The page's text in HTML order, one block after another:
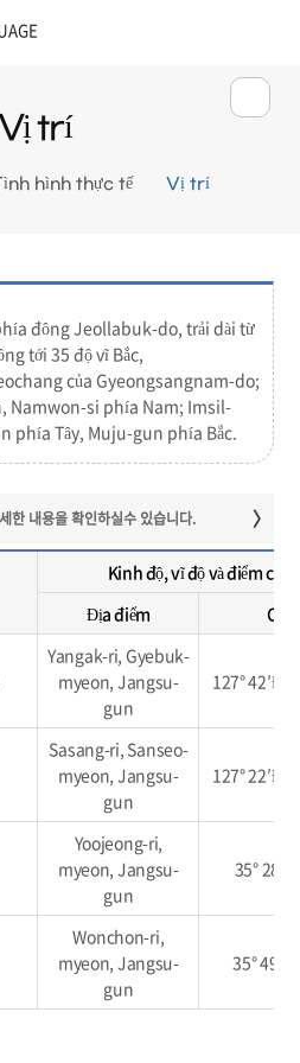
Vị trí
hình thực tế Vị trí
đông Jeollabuk-do, trải dài từ
tới 35 độ vĩ Bắc,
của Gyeongsangnam-do;
Namwon-si phía Nam; Imsil-
phía Tây, Muju-gun phía Bắc.
Kinh độ, vĩ độ và điểm cực
Địa điểm
Cực
Yangak-ri, Gyebuk-
myeon, Jangsu-
gun
127°
Sasang-ri, Sanseo-
myeon, Jangsu-
gun
127°
Yoojeong-ri,
myeon, Jangsu-
gun
35°
Wonchon-ri,
myeon, Jangsu-
gun
35° 49′